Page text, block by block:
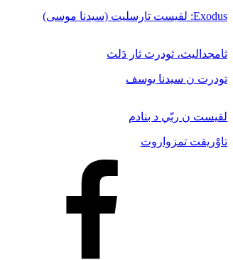
Exodus: لقيست تارسليت (سيدنا موسى)
ثامجداليث، ثودرث ثار دَلث
تودرت ن سيدنا يوسف
لقيست ن ربّي د بنادم
تاوْريقت تمزواروت